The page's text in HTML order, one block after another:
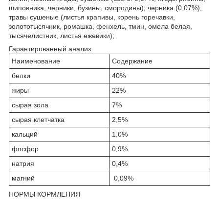
шиповника, черники, бузины, смородины); черника (0,07%);
травы сушеные (листья крапивы, корень горечавки,
золототысячник, ромашка, фенхель, тмин, омела белая,
тысячелистник, листья ежевики);
Гарантированный анализ:
Наименование
Содержание
белки
40%
жиры
22%
сырая зола
7%
сырая клетчатка
2,5%
кальций
1,0%
фосфор
0,9%
натрия
0,4%
магний
0,09%
НОРМЫ КОРМЛЕНИЯ